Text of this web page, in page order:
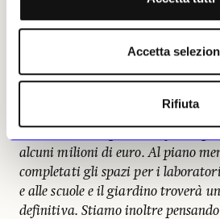
Accetta
Rifiuta
si trova nella stessa area della
Possiamo dire che i lavori,
alcuni milioni di euro. Al piano
completati gli spazi per i
e alle scuole e il giardino troverà
definitiva. Stiamo inoltre